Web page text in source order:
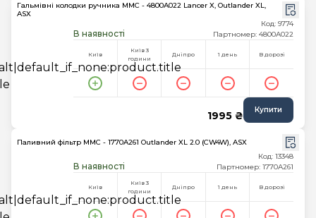
Гальмівні колодки ручника MMC - 4800A022 Lancer X, Outlander XL,
ASX
В наявності
Код: 9774
Партномер: 4800A022
Київ
Київ 3
години
Дніпро 1 день В дорозі
1995 ₴ Купити
Паливний фільтр MMC - 1770A261 Outlander XL 2.0 (CW4W), ASX
В наявності
Код: 13348
Партномер: 1770A261
Київ
Київ 3
години
Дніпро 1 день В дорозі